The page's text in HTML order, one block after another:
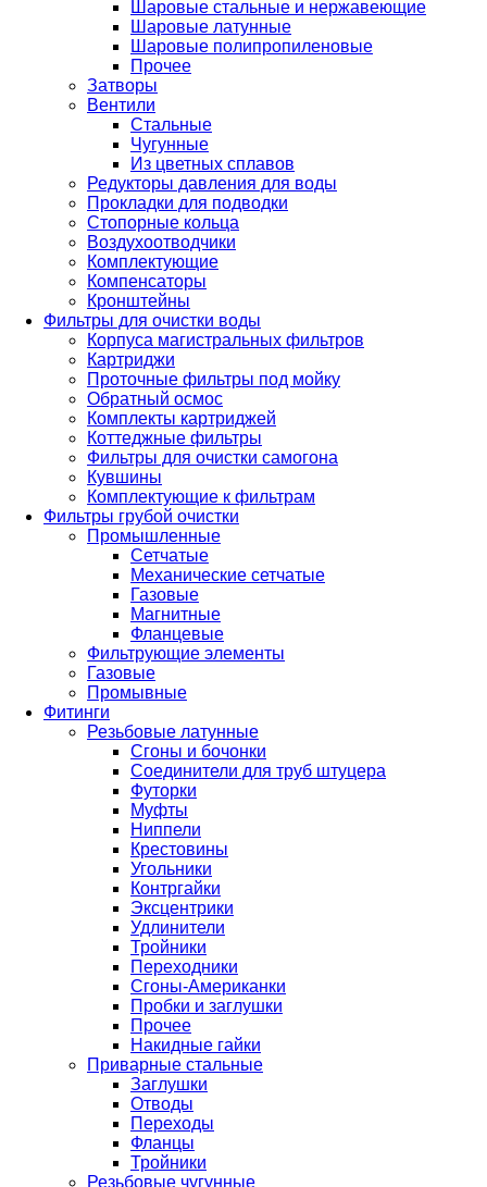
Шаровые стальные и нержавеющие
Шаровые латунные
Шаровые полипропиленовые
Прочее
Затворы
Вентили
Стальные
Чугунные
Из цветных сплавов
Редукторы давления для воды
Прокладки для подводки
Стопорные кольца
Воздухоотводчики
Комплектующие
Компенсаторы
Кронштейны
Фильтры для очистки воды
Корпуса магистральных фильтров
Картриджи
Проточные фильтры под мойку
Обратный осмос
Комплекты картриджей
Коттеджные фильтры
Фильтры для очистки самогона
Кувшины
Комплектующие к фильтрам
Фильтры грубой очистки
Промышленные
Сетчатые
Механические сетчатые
Газовые
Магнитные
Фланцевые
Фильтрующие элементы
Газовые
Промывные
Фитинги
Резьбовые латунные
Сгоны и бочонки
Соединители для труб штуцера
Футорки
Муфты
Ниппели
Крестовины
Угольники
Контргайки
Эксцентрики
Удлинители
Тройники
Переходники
Сгоны-Американки
Пробки и заглушки
Прочее
Накидные гайки
Приварные стальные
Заглушки
Отводы
Переходы
Фланцы
Тройники
Резьбовые чугунные